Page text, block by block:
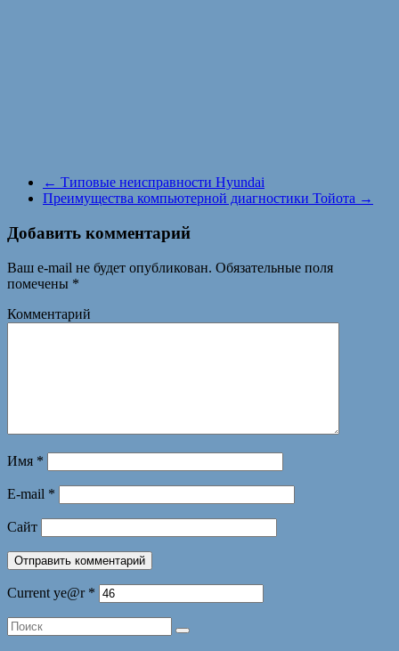
← Типовые неисправности Hyundai
Преимущества компьютерной диагностики Тойота →
Добавить комментарий
Ваш e-mail не будет опубликован. Обязательные поля
помечены *
Комментарий
Имя *
E-mail *
Сайт
Current ye@r *